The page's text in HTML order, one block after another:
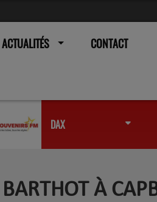
ACTUALITÉS CONTACT
DAX
À